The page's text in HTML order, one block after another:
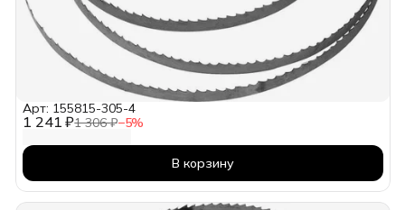
1 241 ₽1 306 ₽−5%
Арт: 155815-305-4
В корзину